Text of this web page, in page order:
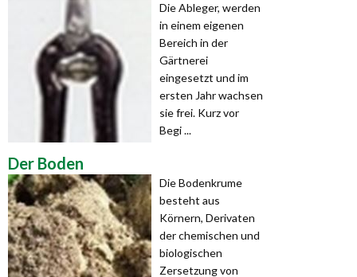
Die Ableger, werden
in einem eigenen
Bereich in der
Gärtnerei
eingesetzt und im
ersten Jahr wachsen
sie frei. Kurz vor
Begi ...
Der Boden
Die Bodenkrume
besteht aus
Körnern, Derivaten
der chemischen und
biologischen
Zersetzung von